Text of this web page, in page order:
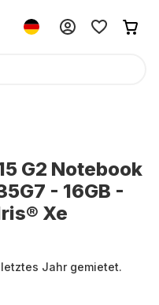
G2 Notebook
- 16GB -
Xe
Jahr gemietet.